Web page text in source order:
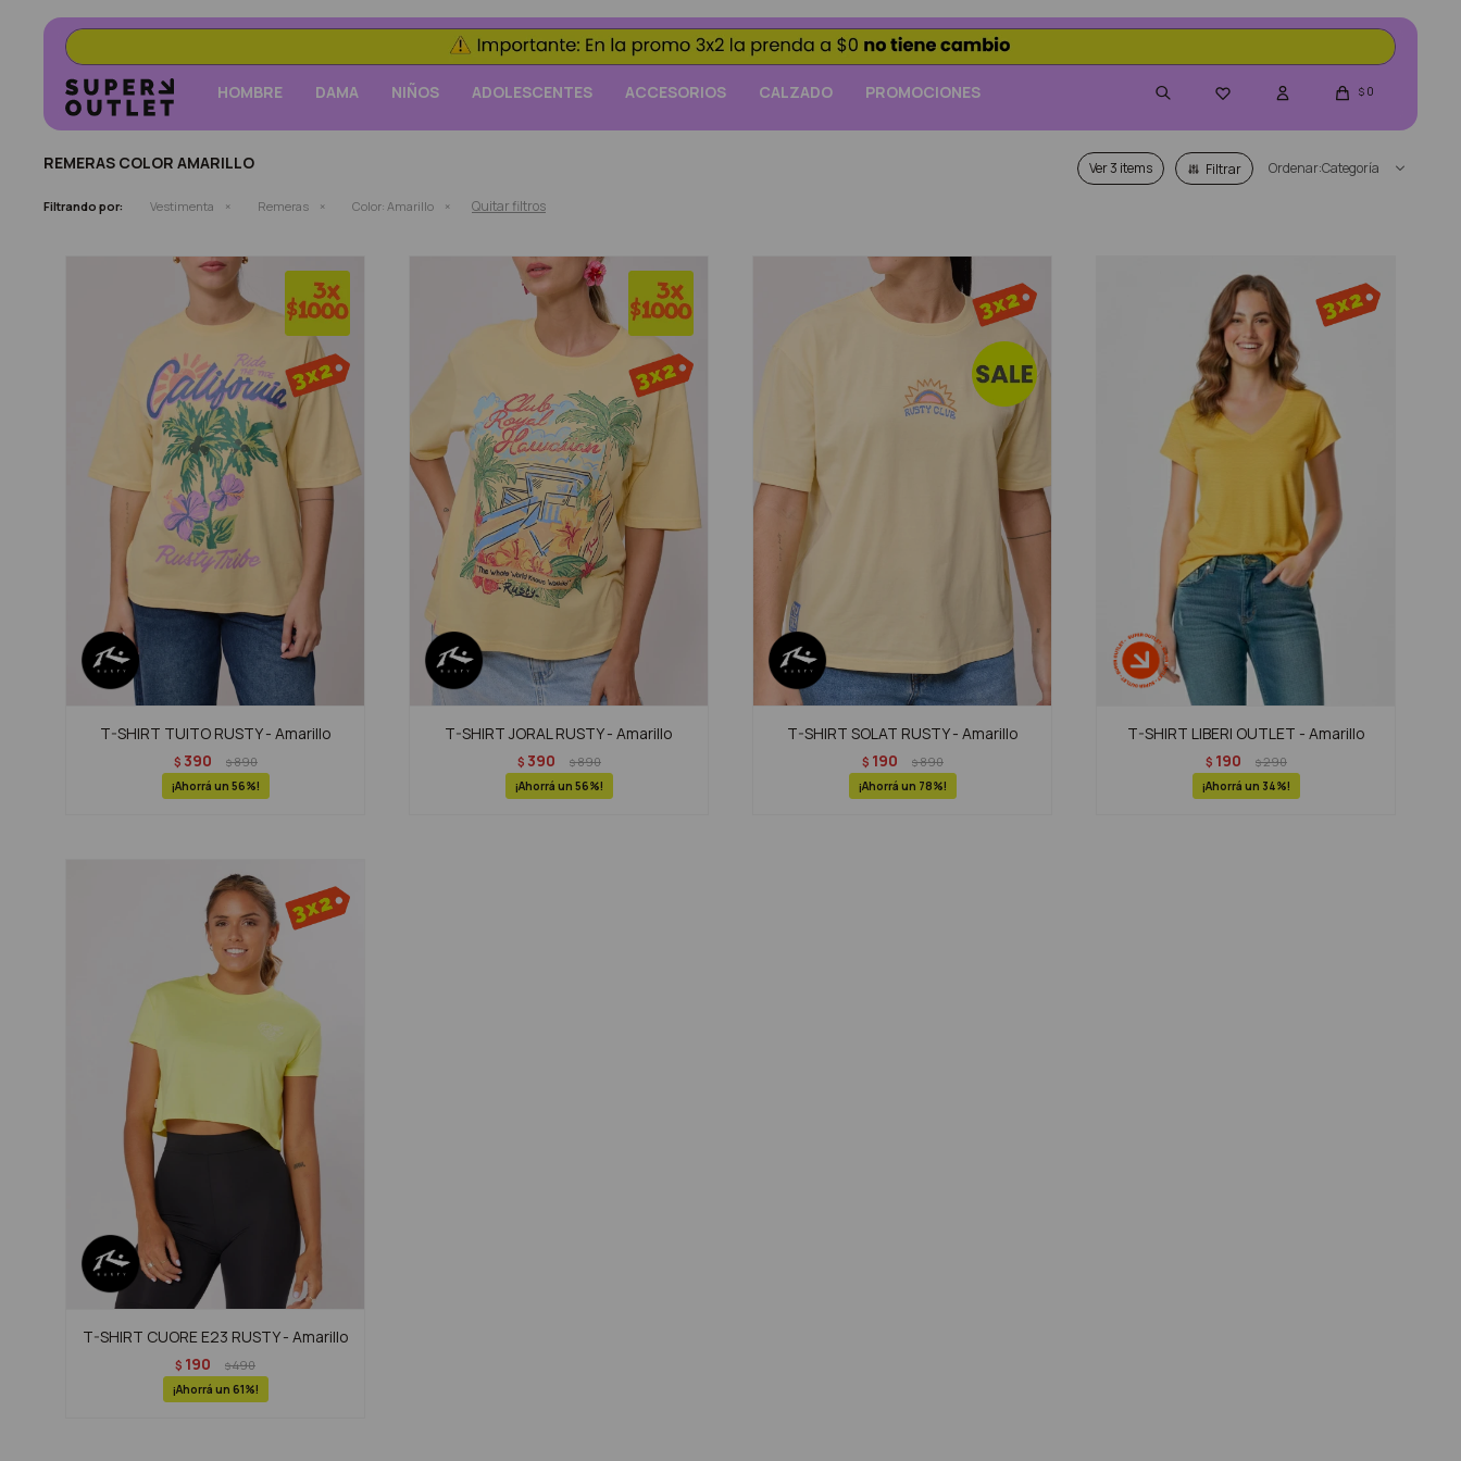
HOMBRE DAMA NIÑOS ADOLESCENTES ACCESORIOS CALZADO PROMOCIONES  $ 0
REMERAS COLOR AMARILLO Ver Categoría
Filtrando por: Vestimenta Remeras Color: Amarillo Quitar filtros
T-SHIRT TUITO RUSTY - Amarillo
$ 390 $890
56
T-SHIRT JORAL RUSTY - Amarillo
$ 390 $890
56
T-SHIRT SOLAT RUSTY - Amarillo
$ 190 $890
78
T-SHIRT LIBERI OUTLET - Amarillo
$ 190 $290
34
T-SHIRT CUORE E23 RUSTY - Amarillo
$ 190 $490
61